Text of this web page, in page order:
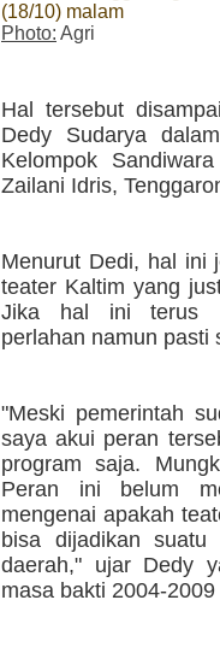
(18/10) malam
Photo: Agri
Hal tersebut
Dedy Sudarya
Kelompok
Zailani Idris,
Menurut Dedi, hal ini
teater Kaltim yang
Jika hal ini terus
perlahan namun pasti
"Meski pemerintah
saya akui peran
program saja.
Peran ini belum
mengenai apakah
bisa dijadikan suatu
daerah," ujar Dedy
masa bakti 2004-2009